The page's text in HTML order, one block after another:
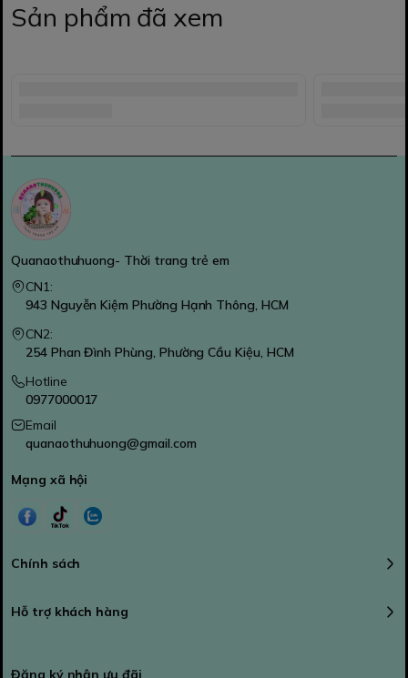
Sản phẩm đã xem
Quanaothuhuong- Thời trang trẻ em
CN1:
943 Nguyễn Kiệm Phường Hạnh Thông, HCM
CN2:
254 Phan Đình Phùng, Phường Cầu Kiệu, HCM
Hotline
0977000017
Email
quanaothuhuong@gmail.com
Mạng xã hội
Chính sách
Hỗ trợ khách hàng
Đăng ký nhận ưu đãi